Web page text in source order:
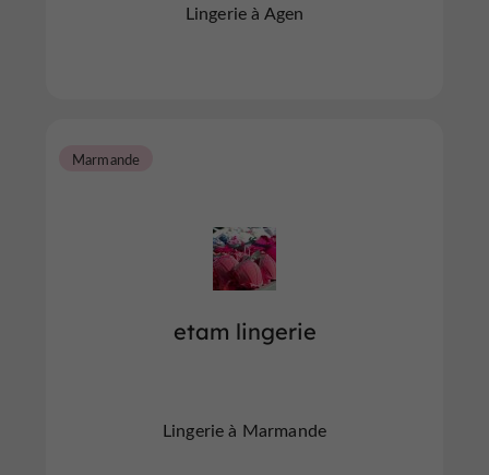
Lingerie à Agen
etam lingerie
Marmande
Lingerie à Marmande